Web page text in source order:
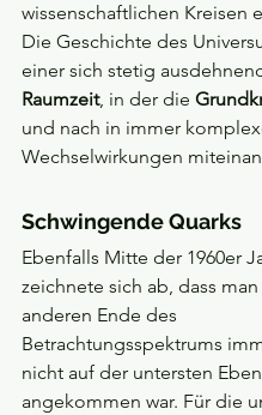
wissenschaftlichen Kreisen
Die Geschichte des
einer sich stetig
Raumzeit, in der die
und nach in immer
Wechselwirkungen
Schwingende Quarks
Ebenfalls Mitte der 1960er
zeichnete sich ab, dass man
anderen Ende des
Betrachtungsspektrums
nicht auf der untersten
angekommen war. Für die